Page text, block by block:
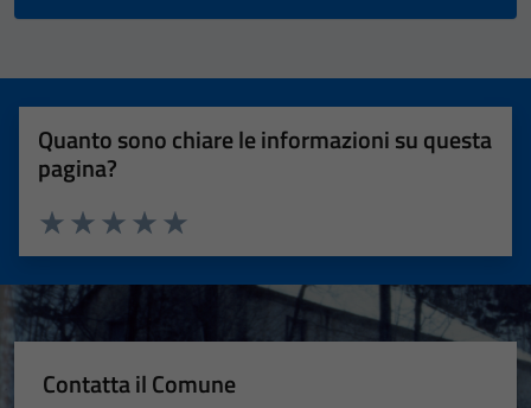
Quanto sono chiare le informazioni su questa
pagina?
Valuta 5 stelle su 5
Valuta 4 stelle su 5
Valuta 3 stelle su 5
Valuta 2 stelle su 5
Valuta 1 stelle su 5
Contatta il Comune